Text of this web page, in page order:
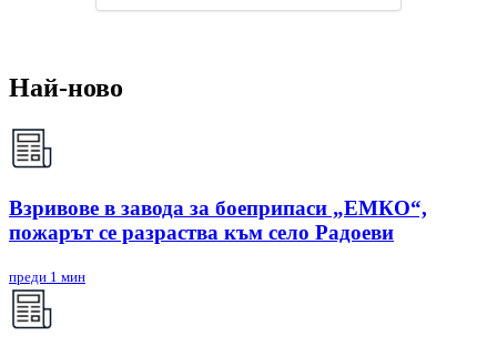
Най-ново
Взривове в завода за боеприпаси „ЕМКО“,
пожарът се разраства към село Радоеви
преди 1 мин